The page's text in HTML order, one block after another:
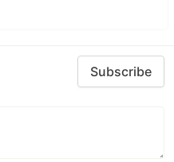
Subscribe